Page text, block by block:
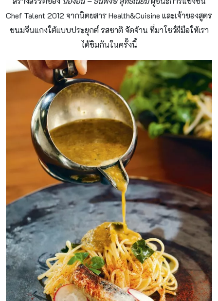
Chef Talent 2012 จากนิตยสาร Health&Cuisine และเจ้าของสูตร
ขนมจีนแกงใต้แบบประยุกต์ รสชาติ จัดจ้าน ที่มาโชว์ฝีมือให้เรา
ได้ชิมกันในครั้งนี้